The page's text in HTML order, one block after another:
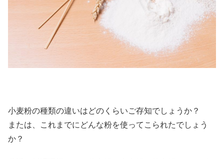
小麦粉の種類の違いはどのくらいご存知でしょうか？
または、これまでにどんな粉を使ってこられたでしょう
か？